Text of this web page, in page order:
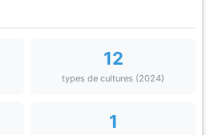
12
types de cultures (2024)
1